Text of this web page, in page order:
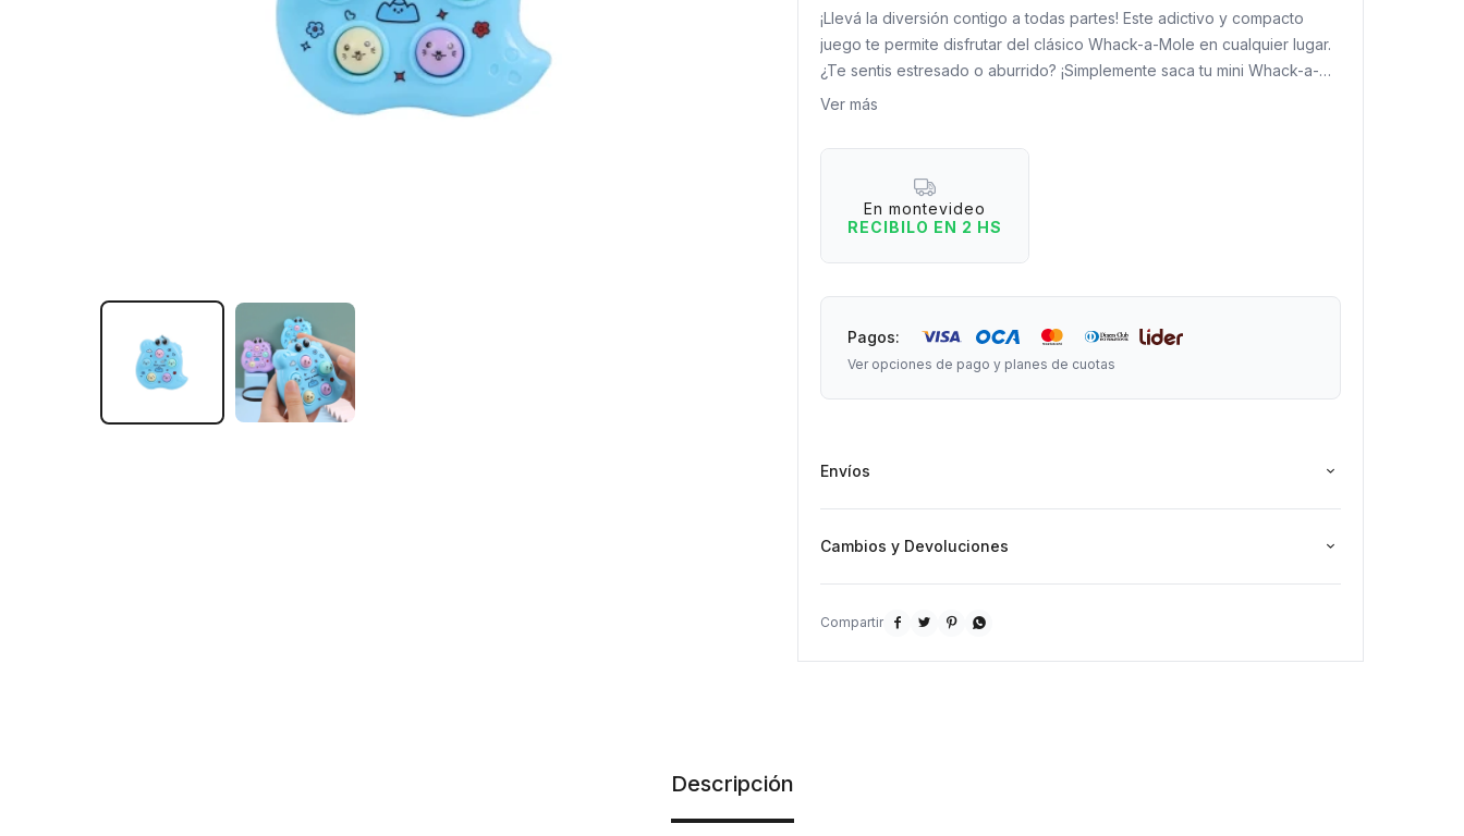
¡Llevá la diversión contigo a todas partes! Este adictivo y compacto
juego te permite disfrutar del clásico Whack-a-Mole en cualquier lugar.
¿Te sentis estresado o aburrido? ¡Simplemente saca tu mini Whack-a-
Mole y golpeá esos topos traviesos para liberar tensiones y añadir
compañero perfecto para momentos de espera o simplemente para
despejar la mente. ¡Diviértete golpeando topos en cualquier momento y
en cualquier lugar!
Medidas: 10 cm de largo x 10 cm de ancho.
Ver más
En montevideo
RECIBILO EN 2 HS
Pagos:
Ver opciones de pago y planes de cuotas
Envíos
Cambios y Devoluciones
   
Descripción